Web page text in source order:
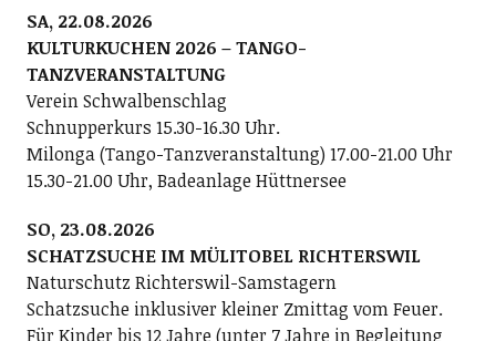
SA, 22.08.2026
KULTURKUCHEN 2026 – TANGO-
TANZVERANSTALTUNG
Verein Schwalbenschlag
Schnupperkurs 15.30-16.30 Uhr.
Milonga (Tango-Tanzveranstaltung) 17.00-21.00 Uhr
15.30-21.00 Uhr, Badeanlage Hüttnersee
SO, 23.08.2026
SCHATZSUCHE IM MÜLITOBEL RICHTERSWIL
Naturschutz Richterswil-Samstagern
Schatzsuche inklusiver kleiner Zmittag vom Feuer.
Für Kinder bis 12 Jahre (unter 7 Jahre in Begleitung